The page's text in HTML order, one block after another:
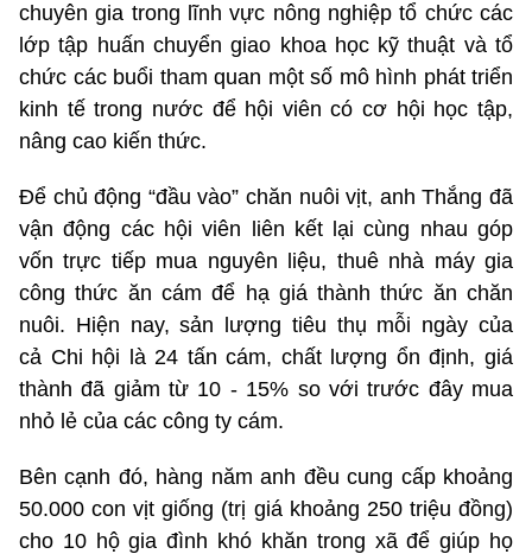
chuyên gia trong lĩnh vực nông nghiệp tổ chức các
lớp tập huấn chuyển giao khoa học kỹ thuật và tổ
chức các buổi tham quan một số mô hình phát triển
kinh tế trong nước để hội viên có cơ hội học tập,
nâng cao kiến thức.
Để chủ động “đầu vào” chăn nuôi vịt, anh Thắng đã
vận động các hội viên liên kết lại cùng nhau góp
vốn trực tiếp mua nguyên liệu, thuê nhà máy gia
công thức ăn cám để hạ giá thành thức ăn chăn
nuôi. Hiện nay, sản lượng tiêu thụ mỗi ngày của
cả Chi hội là 24 tấn cám, chất lượng ổn định, giá
thành đã giảm từ 10 - 15% so với trước đây mua
nhỏ lẻ của các công ty cám.
Bên cạnh đó, hàng năm anh đều cung cấp khoảng
50.000 con vịt giống (trị giá khoảng 250 triệu đồng)
cho 10 hộ gia đình khó khăn trong xã để giúp họ